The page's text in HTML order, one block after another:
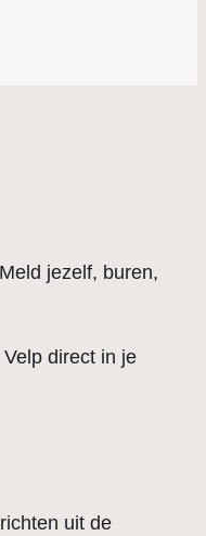
jezelf, buren,
direct in je
uit de